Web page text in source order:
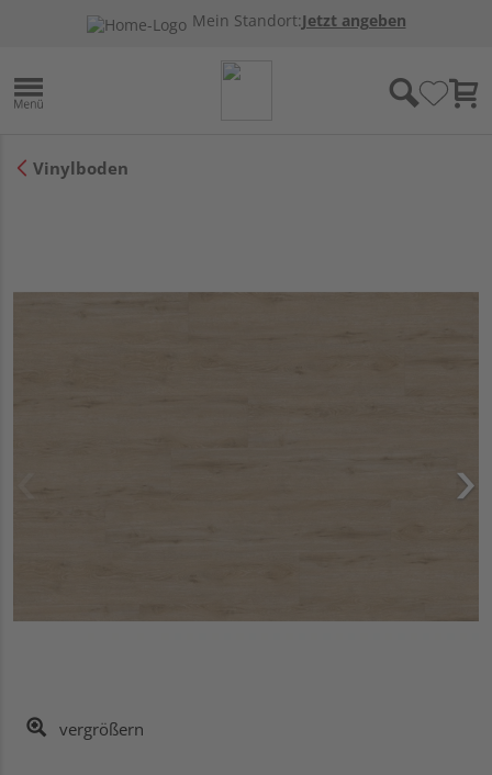
Mein Standort:Jetzt angeben
Vinylboden
vergrößern